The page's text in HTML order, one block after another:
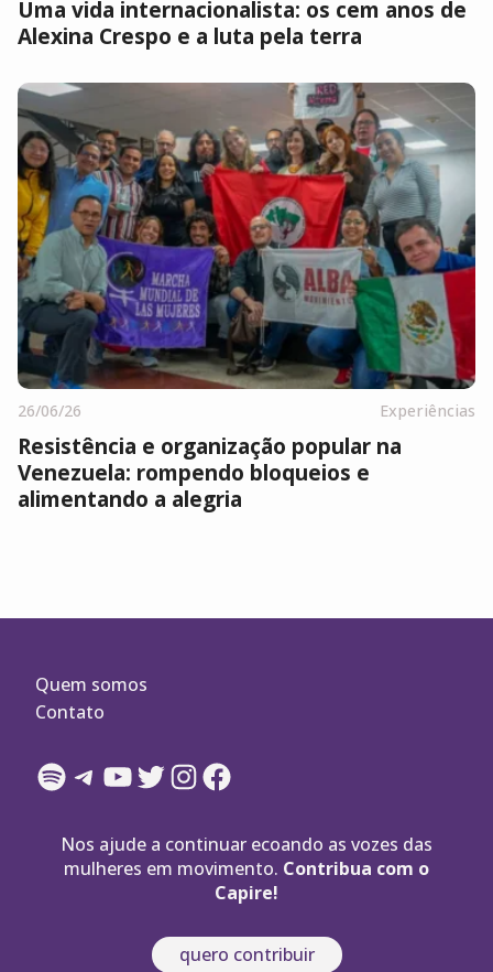
Uma vida internacionalista: os cem anos de
Alexina Crespo e a luta pela terra
26/06/26 Experiências
Resistência e organização popular na
Venezuela: rompendo bloqueios e
alimentando a alegria
Quem somos
Contato
Spotify
Telegram
YouTube
Twitter
Instagram
Facebook
Nos ajude a continuar ecoando as vozes das
mulheres em movimento. Contribua com o
Capire!
quero contribuir